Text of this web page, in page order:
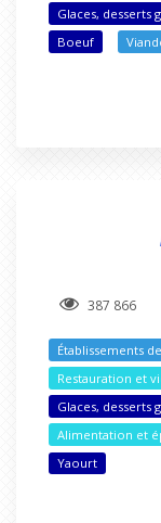
Glaces, desserts
Boeuf
387 866
Établissements
Restauration et
Glaces, desserts
Alimentation et
Yaourt